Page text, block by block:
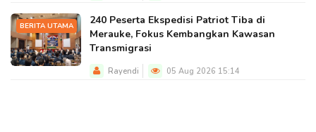
BERITA UTAMA
240 Peserta Ekspedisi Patriot Tiba di
Merauke, Fokus Kembangkan Kawasan
Transmigrasi
Rayendi 05 Aug 2026 15:14